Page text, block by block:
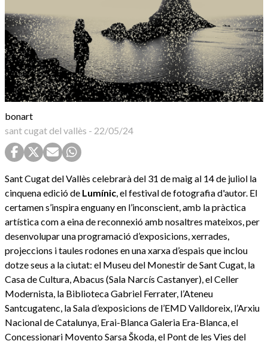
bonart
sant cugat del vallès - 22/05/24
Sant Cugat del Vallès celebrarà del 31 de maig al 14 de juliol la
cinquena edició de Lumínic , el festival de fotografia d'autor. El
certamen s’inspira enguany en l’inconscient, amb la pràctica
artística com a eina de reconnexió amb nosaltres mateixos, per
desenvolupar una programació d’exposicions, xerrades,
projeccions i taules rodones en una xarxa d’espais que inclou
dotze seus a la ciutat: el Museu del Monestir de Sant Cugat, la
Casa de Cultura, Abacus (Sala Narcís Castanyer), el Celler
Modernista, la Biblioteca Gabriel Ferrater, l’Ateneu
Santcugatenc, la Sala d’exposicions de l’EMD Valldoreix, l’Arxiu
Nacional de Catalunya, Erai-Blanca Galeria Era-Blanca, el
Concessionari Movento Sarsa Škoda, el Pont de les Vies del